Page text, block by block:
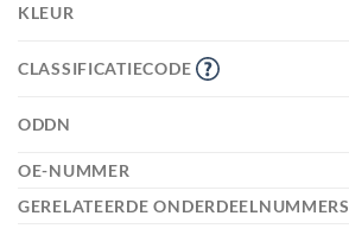
KLEUR
CLASSIFICATIECODE
ODDN
OE-NUMMER
GERELATEERDE ONDERDEELNUMMERS